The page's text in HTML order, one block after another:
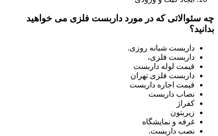
چه سئوالاتی که در مورد داربست فلزی می خواهید
بدانید؟
داربست شبانه روزی.
داربست فلزی،
قیمت لوله داربست
داربست فلزی تهران
قیمت اجاره داربست
نصاب داربست
کفراژ
زیربتون
غرفه و نمایشگاه
نصب داربست.